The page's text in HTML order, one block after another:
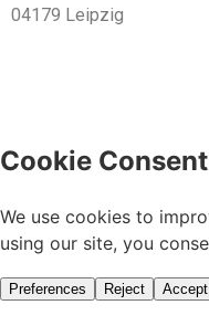
04179 Leipzig